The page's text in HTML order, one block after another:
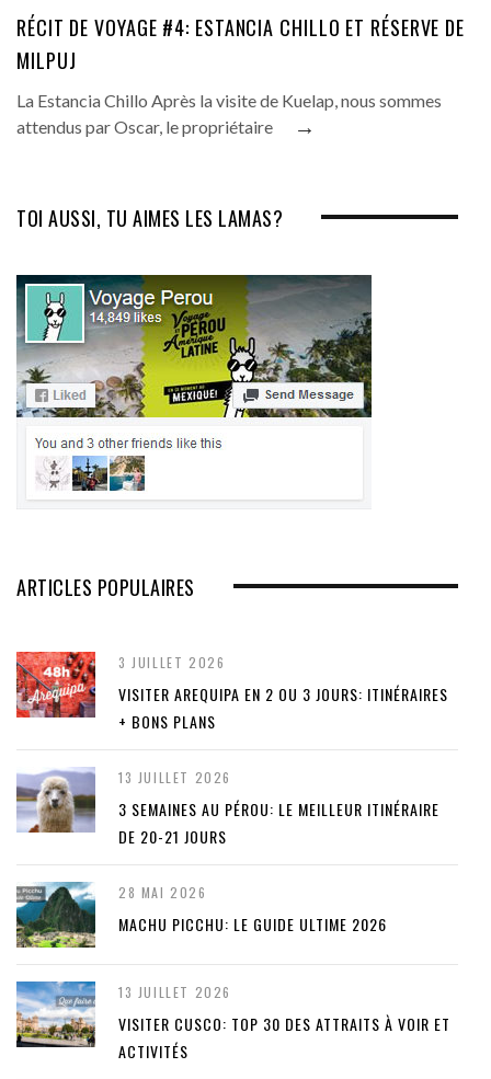
RÉCIT DE VOYAGE #4: ESTANCIA CHILLO ET RÉSERVE DE
MILPUJ
La Estancia Chillo Après la visite de Kuelap, nous sommes
attendus par Oscar, le propriétaire
→
TOI AUSSI, TU AIMES LES LAMAS?
ARTICLES POPULAIRES
3 JUILLET 2026
VISITER AREQUIPA EN 2 OU 3 JOURS: ITINÉRAIRES
+ BONS PLANS
13 JUILLET 2026
3 SEMAINES AU PÉROU: LE MEILLEUR ITINÉRAIRE
DE 20-21 JOURS
28 MAI 2026
MACHU PICCHU: LE GUIDE ULTIME 2026
13 JUILLET 2026
VISITER CUSCO: TOP 30 DES ATTRAITS À VOIR ET
ACTIVITÉS